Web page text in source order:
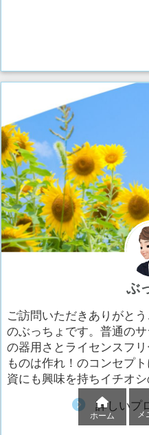
ぶ
ご訪問いただきありがと
のぶっちょです。普通の
の器用さとライセンスフ
ものは作れ！のコンセプ
資にも興味を持ちイチオ
詳しいプ
ホーム メ